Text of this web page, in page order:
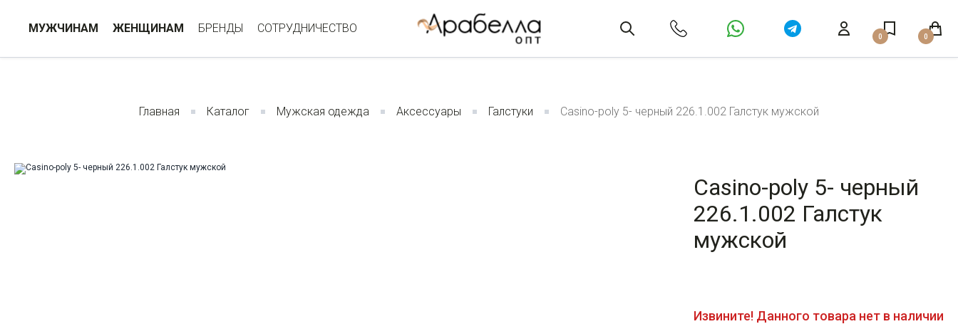
МУЖЧИНАМ ЖЕНЩИНАМ БРЕНДЫ СОТРУДНИЧЕСТВО
0 0
Главная Каталог Мужская одежда Аксессуары Галстуки Casino-poly 5- черный 226.1.002 Галстук мужской
Casino-poly 5- черный
226.1.002 Галстук
мужской
Извините! Данного товара нет в наличии